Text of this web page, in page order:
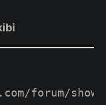
forum/